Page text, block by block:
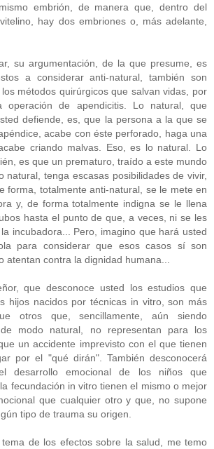
embrión, de manera que, dentro del
hay dos embriones o, más adelante,
su argumentación, de la que presume, es
a considerar anti-natural, también son
métodos quirúrgicos que salvan vidas, por
operación de apendicitis. Lo natural, que
defiende, es, que la persona a la que se
acabe con éste perforado, haga una
criando malvas. Eso, es lo natural. Lo
es que un prematuro, traído a este mundo
natural, tenga escasas posibilidades de vivir,
forma, totalmente anti-natural, se le mete en
y, de forma totalmente indigna se le llena
hasta el punto de que, a veces, ni se les
incubadora... Pero, imagino que hará usted
para considerar que esos casos sí son
atentan contra la dignidad humana...
que desconoce usted los estudios que
hijos nacidos por técnicas in vitro, son más
otros que, sencillamente, aún siendo
de modo natural, no representan para los
un accidente imprevisto con el que tienen
por el "qué dirán". También desconocerá
desarrollo emocional de los niños que
fecundación in vitro tienen el mismo o mejor
que cualquier otro y que, no supone
tipo de trauma su origen.
de los efectos sobre la salud, me temo